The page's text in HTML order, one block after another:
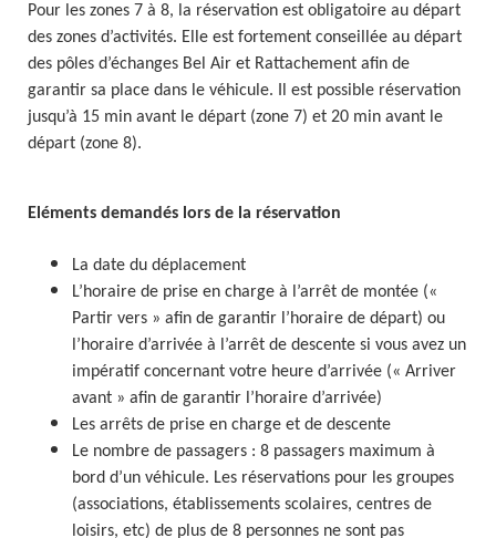
Pour les zones 7 à 8, la réservation est obligatoire au départ
des zones d’activités. Elle est fortement conseillée au départ
des pôles d’échanges Bel Air et Rattachement afin de
garantir sa place dans le véhicule. Il est possible réservation
jusqu’à 15 min avant le départ (zone 7) et 20 min avant le
départ (zone 8).
Eléments demandés lors de la réservation
La date du déplacement
L’horaire de prise en charge à l’arrêt de montée («
Partir vers » afin de garantir l’horaire de départ) ou
l’horaire d’arrivée à l’arrêt de descente si vous avez un
impératif concernant votre heure d’arrivée (« Arriver
avant » afin de garantir l’horaire d’arrivée)
Les arrêts de prise en charge et de descente
Le nombre de passagers : 8 passagers maximum à
bord d’un véhicule. Les réservations pour les groupes
(associations, établissements scolaires, centres de
loisirs, etc) de plus de 8 personnes ne sont pas